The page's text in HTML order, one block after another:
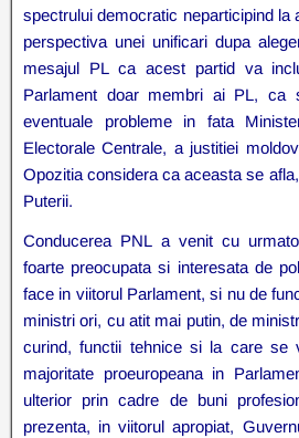
spectrului democratic neparticipind la
perspectiva unei unificari dupa
mesajul PL ca acest partid va
Parlament doar membri ai PL, ca
eventuale probleme in fata
Electorale Centrale, a justitiei
Opozitia considera ca aceasta se
Puterii.
Conducerea PNL a venit cu
foarte preocupata si interesata de
face in viitorul Parlament, si nu de
ministri ori, cu atit mai putin, de
curind, functii tehnice si la care
majoritate proeuropeana in
ulterior prin cadre de buni
prezenta, in viitorul apropiat,